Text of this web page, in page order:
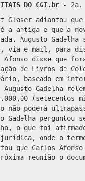
DO CGI.br - 2a.
Glaser adiantou
é a antiga e que a
Augusto
via e-mail, para
Afonso disse que
de Livros de
baseado em
Augusto Gadelha
(setecentos
não poderá
Gadelha perguntou
o que foi
onde o
que Carlos
reunião o